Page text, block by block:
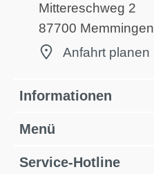
Mittereschweg 2
87700 Memmingen
Anfahrt planen
Informationen
Menü
Service-Hotline